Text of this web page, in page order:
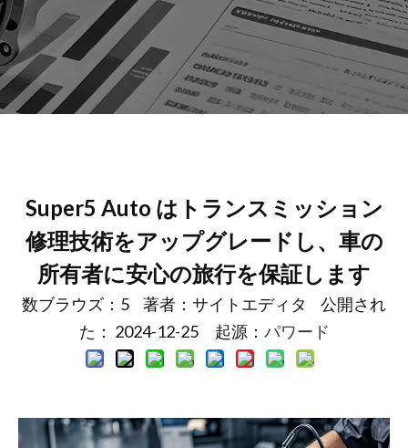
Super5 Auto はトランスミッション
修理技術をアップグレードし、車の
所有者に安心の旅行を保証します
数ブラウズ： 5 著者：サイトエディタ 公開され
た： 2024-12-25 起源： パワード